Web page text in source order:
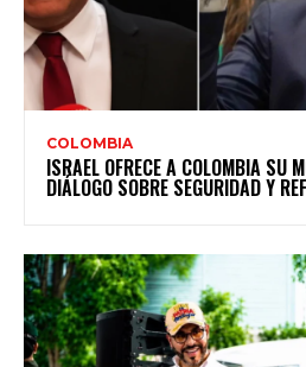
COLOMBIA
ISRAEL OFRECE A COLOMBIA SU
DIÁLOGO SOBRE SEGURIDAD Y